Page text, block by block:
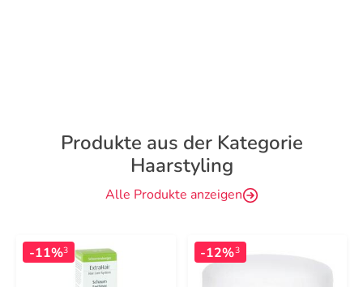
Produkte aus der Kategorie
Haarstyling
Alle Produkte anzeigen
-11%3 -12%3